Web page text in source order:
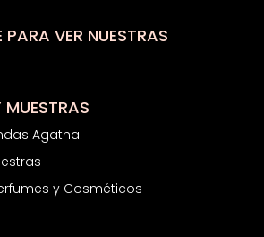
PARA VER NUESTRAS
Agatha
y Cosméticos